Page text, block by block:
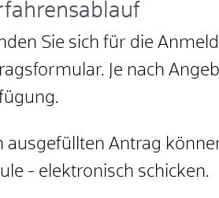
Sie sich für die
Je nach
ausgefüllten Antrag
- elektronisch schicken.